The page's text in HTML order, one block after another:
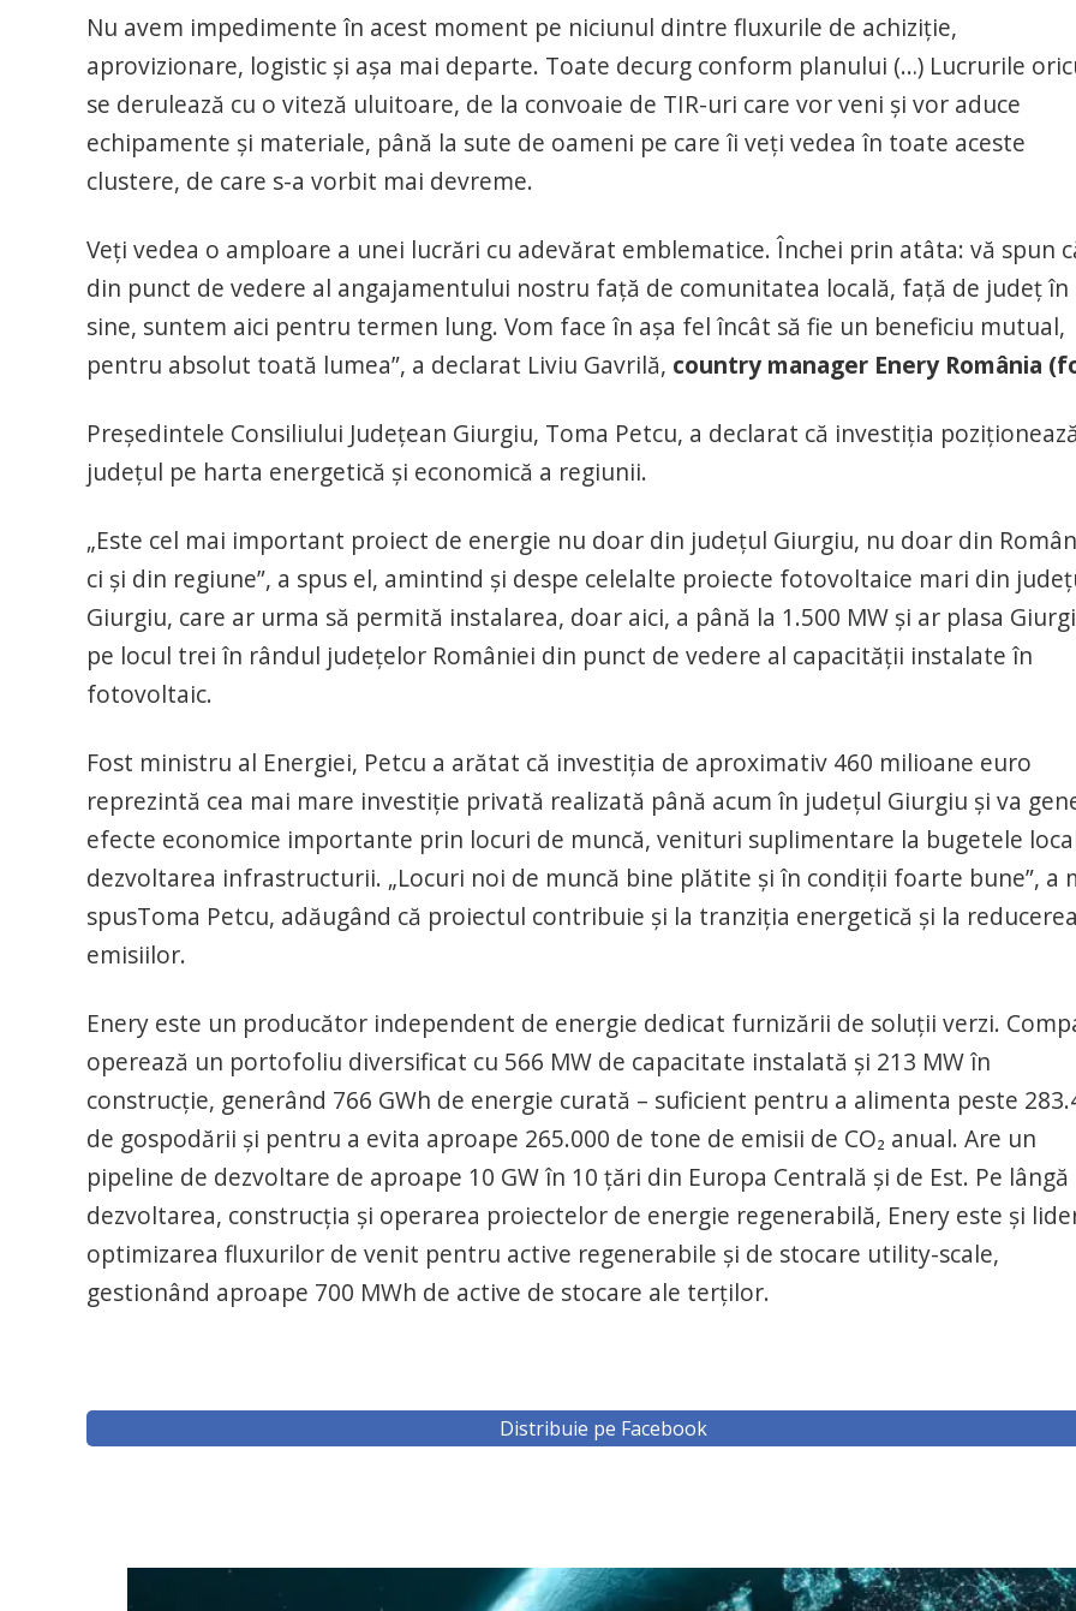
Nu avem impedimente în acest moment pe niciunul dintre fluxurile de achiziție,
aprovizionare, logistic și așa mai departe. Toate decurg conform planului (…) Lucrurile
se derulează cu o viteză uluitoare, de la convoaie de TIR-uri care vor veni și vor aduce
echipamente și materiale, până la sute de oameni pe care îi veți vedea în toate aceste
clustere, de care s-a vorbit mai devreme.
Veți vedea o amploare a unei lucrări cu adevărat emblematice. Închei prin atâta: vă spun
din punct de vedere al angajamentului nostru față de comunitatea locală, față de județ în
sine, suntem aici pentru termen lung. Vom face în așa fel încât să fie un beneficiu mutual,
pentru absolut toată lumea”, a declarat Liviu Gavrilă, country manager Enery România
Președintele Consiliului Județean Giurgiu, Toma Petcu, a declarat că investiția poziționează
județul pe harta energetică și economică a regiunii.
„Este cel mai important proiect de energie nu doar din județul Giurgiu, nu doar din
ci și din regiune”, a spus el, amintind și despe celelalte proiecte fotovoltaice mari din
Giurgiu, care ar urma să permită instalarea, doar aici, a până la 1.500 MW și ar plasa
pe locul trei în rândul județelor României din punct de vedere al capacității instalate în
fotovoltaic.
Fost ministru al Energiei, Petcu a arătat că investiția de aproximativ 460 milioane euro
reprezintă cea mai mare investiție privată realizată până acum în județul Giurgiu și va
efecte economice importante prin locuri de muncă, venituri suplimentare la bugetele
dezvoltarea infrastructurii. „Locuri noi de muncă bine plătite și în condiții foarte bune”, a
spusToma Petcu, adăugând că proiectul contribuie și la tranziția energetică și la reducerea
emisiilor.
Enery este un producător independent de energie dedicat furnizării de soluții verzi.
operează un portofoliu diversificat cu 566 MW de capacitate instalată și 213 MW în
construcție, generând 766 GWh de energie curată – suficient pentru a alimenta peste
de gospodării și pentru a evita aproape 265.000 de tone de emisii de CO₂ anual. Are un
pipeline de dezvoltare de aproape 10 GW în 10 țări din Europa Centrală și de Est. Pe lângă
dezvoltarea, construcția și operarea proiectelor de energie regenerabilă, Enery este și
optimizarea fluxurilor de venit pentru active regenerabile și de stocare utility-scale,
gestionând aproape 700 MWh de active de stocare ale terților.
Distribuie pe Facebook